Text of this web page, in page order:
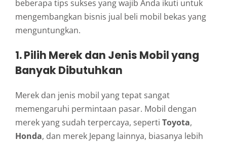
beberapa tips sukses yang wajib Anda ikuti untuk
mengembangkan bisnis jual beli mobil bekas yang
menguntungkan.
1.Pilih Merek dan Jenis Mobil yang
Banyak Dibutuhkan
Merek dan jenis mobil yang tepat sangat
memengaruhi permintaan pasar. Mobil dengan
merek yang sudah terpercaya, seperti Toyota,
Honda, dan merek Jepang lainnya, biasanya lebih